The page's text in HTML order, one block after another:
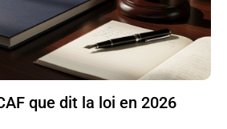
que dit la loi en 2026